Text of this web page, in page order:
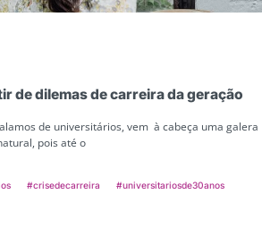
de dilemas de carreira da geração
de universitários, vem à cabeça uma galera
pois até o
#crisedecarreira #universitariosde30anos